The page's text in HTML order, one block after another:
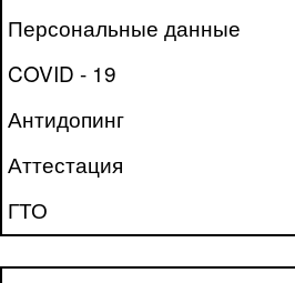
Персональные данные
COVID - 19
Антидопинг
Аттестация
ГТО